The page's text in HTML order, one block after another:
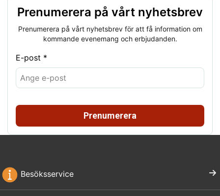
Prenumerera på vårt nyhetsbrev
Prenumerera på vårt nyhetsbrev för att få information om
kommande evenemang och erbjudanden.
E-post *
Prenumerera
Besöksservice